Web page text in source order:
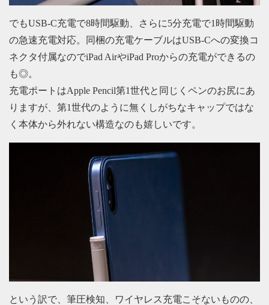
でもUSB-C充電で8時間駆動、さらに5分充電で1時間駆動
の急速充電対応。同梱の充電ケーブルはUSB-Cへの変換コ
ネクタ付属なのでiPad AirやiPad Proからの充電ができるの
も◎。
充電ポートはApple Pencil第1世代と同じくペンのお尻にあ
りますが、第1世代のように無くしがちなキャップではな
く本体から外れない構造なのも嬉しいです。
という訳で、筆圧検知、ワイヤレス充電こそないものの、